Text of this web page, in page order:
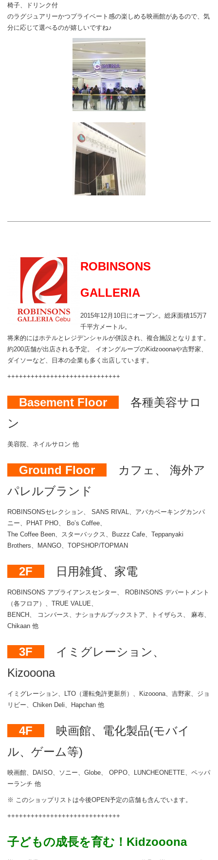
椅子、ドリンク付
のラグジュアリーかつプライベート感の楽しめる映画館があるので、気
分に応じて選べるのが嬉しいですね♪
ROBINSONS
GALLERIA
2015年12月10日にオープン。総床面積15万7
千平方メートル。
将来的にはホテルとレジデンシャルが併設され、複合施設となります。
約200店舗が出店される予定。 イオングループのKidzooonaや吉野家、
ダイソーなど、日本の企業も多く出店しています。
+++++++++++++++++++++++++++++
Basement Floor
各種美容サロ
ン
美容院、ネイルサロン 他
Ground Floor
カフェ、 海外ア
パレルブランド
ROBINSONSセレクション、 SANS RIVAL、アバカベーキングカンパ
ニー、PHAT PHO、 Bo’s Coffee、
The Coffee Been、スターバックス、Buzzz Cafe、Teppanyaki
Brothers、MANGO、TOPSHOP/TOPMAN
2F 日用雑貨、家電
ROBINSONS アプライアンスセンター、 ROBINSONS デパートメント
（各フロア）、TRUE VALUE、
BENCH、 コンバース、ナショナルブックストア、トイザらス、 麻布、
Chikaan 他
3F
イミグレーション、
Kizooona
イミグレーション、LTO（運転免許更新所）、Kizooona、吉野家、ジョ
リビー、Chiken Deli、Hapchan 他
4F
映画館、電化製品(モバイ
ル、ゲーム等)
映画館、DAISO、ソニー、Globe、 OPPO、LUNCHEONETTE、ペッパ
ーランチ 他
※ このショップリストは今後OPEN予定の店舗も含んでいます。
+++++++++++++++++++++++++++++
子どもの成長を育む！Kidzooona